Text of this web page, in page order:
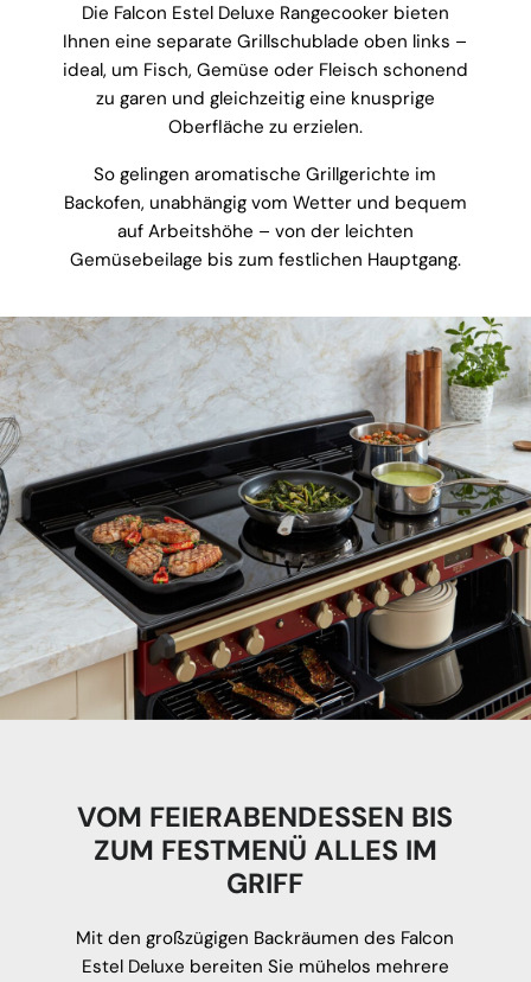
Die Falcon Estel Deluxe Rangecooker bieten
Ihnen eine separate Grillschublade oben links –
ideal, um Fisch, Gemüse oder Fleisch schonend
zu garen und gleichzeitig eine knusprige
Oberfläche zu erzielen.
So gelingen aromatische Grillgerichte im
Backofen, unabhängig vom Wetter und bequem
auf Arbeitshöhe – von der leichten
Gemüsebeilage bis zum festlichen Hauptgang.
VOM FEIERABENDESSEN BIS
ZUM FESTMENÜ ALLES IM
GRIFF
Mit den großzügigen Backräumen des Falcon
Estel Deluxe bereiten Sie mühelos mehrere